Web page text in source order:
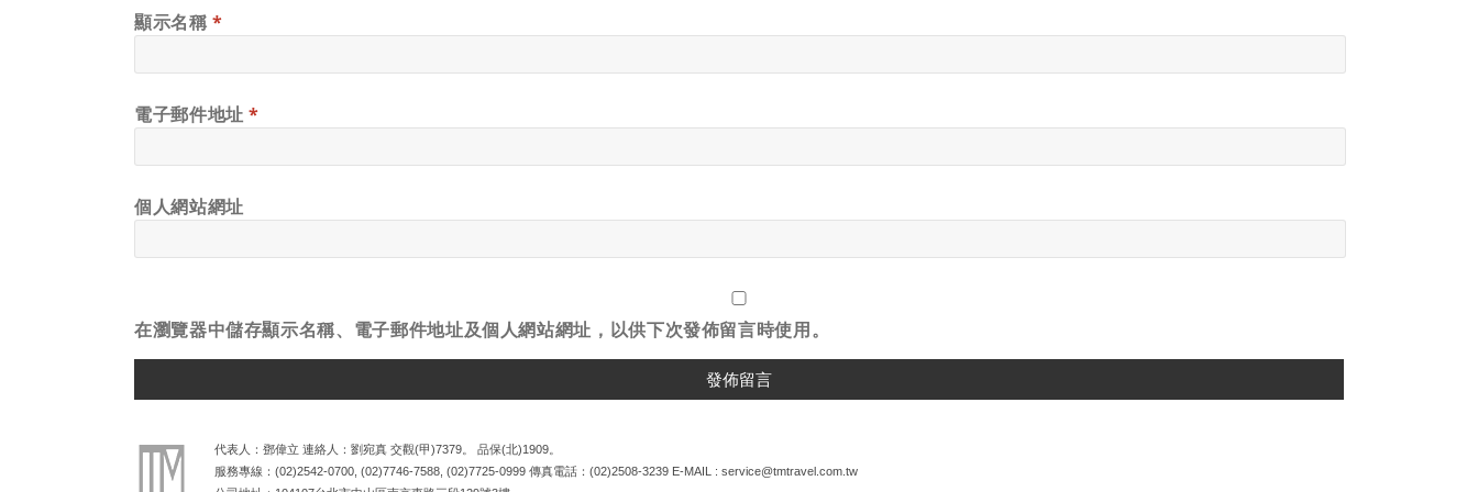
顯示名稱*
電子郵件地址*
個人網站網址
在瀏覽器中儲存顯示名稱、電子郵件地址及個人網站網址，以供下次發佈留言時使用。
代表人：鄧偉立 連絡人：劉宛真 交觀(甲)7379。 品保(北)1909。
服務專線： (02)2542-0700 (02)7746-7588 (02)7725-0999 傳真電話： (02)2508-3239 E-MAIL : service@tmtravel.com.tw